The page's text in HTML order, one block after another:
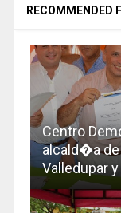
RECOMMENDED
Centro
alcald�a de
Valledupar